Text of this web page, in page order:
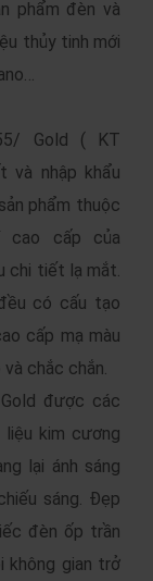
phẩm đèn và
thủy tinh mới
Gold ( KT
và nhập khẩu
phẩm thuộc
cao cấp của
chi tiết lạ mắt.
có cấu tạo
cấp mạ màu
chắc chắn.
được các
liệu kim cương
lại ánh sáng
sáng. Đẹp
đèn ốp trần
không gian trở